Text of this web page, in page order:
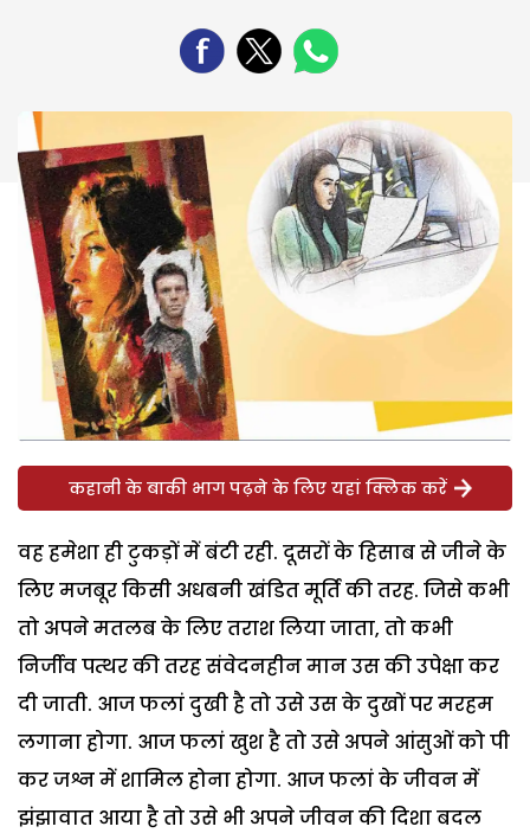
कहानी के बाकी भाग पढ़ने के लिए यहां क्लिक करें
वह हमेशा ही टुकड़ों में बंटी रही. दूसरों के हिसाब से जीने के
लिए मजबूर किसी अधबनी खंडित मूर्ति की तरह. जिसे कभी
तो अपने मतलब के लिए तराश लिया जाता, तो कभी
निर्जीव पत्थर की तरह संवेदनहीन मान उस की उपेक्षा कर
दी जाती. आज फलां दुखी है तो उसे उस के दुखों पर मरहम
लगाना होगा. आज फलां खुश है तो उसे अपने आंसुओं को पी
कर जश्न में शामिल होना होगा. आज फलां के जीवन में
झंझावात आया है तो उसे भी अपने जीवन की दिशा बदल